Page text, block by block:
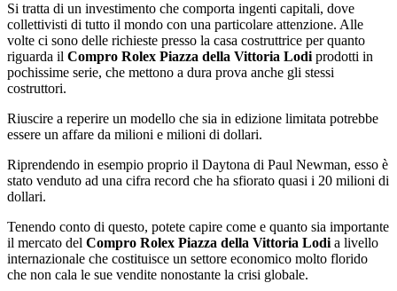
Si tratta di un investimento che comporta ingenti capitali, dove
collettivisti di tutto il mondo con una particolare attenzione. Alle
volte ci sono delle richieste presso la casa costruttrice per quanto
riguarda il Compro Rolex Piazza della Vittoria Lodi prodotti in
pochissime serie, che mettono a dura prova anche gli stessi
costruttori.
Riuscire a reperire un modello che sia in edizione limitata potrebbe
essere un affare da milioni e milioni di dollari.
Riprendendo in esempio proprio il Daytona di Paul Newman, esso è
stato venduto ad una cifra record che ha sfiorato quasi i 20 milioni di
dollari.
Tenendo conto di questo, potete capire come e quanto sia importante
il mercato del Compro Rolex Piazza della Vittoria Lodi a livello
internazionale che costituisce un settore economico molto florido
che non cala le sue vendite nonostante la crisi globale.